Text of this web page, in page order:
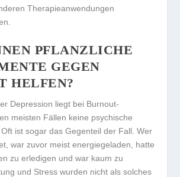
Therapieanwendungen
PFLANZLICHE
GEGEN
HELFEN?
Depression liegt bei Burnout-
meisten Fällen keine psychische
ist sogar das Gegenteil der Fall. Wer
war zuvor meist energiegeladen, hatte
zu erledigen und war kaum zu
und Stress wurden nicht als solches